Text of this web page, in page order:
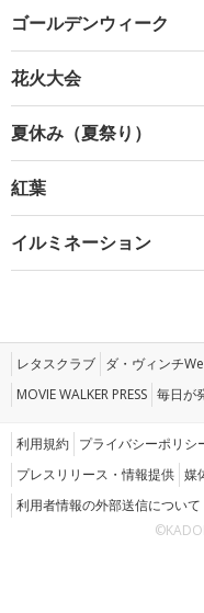
ゴールデンウィーク
花火大会
夏休み（夏祭り）
紅葉
イルミネーション
レタスクラブ ダ・ヴィンチ
MOVIE WALKER PRESS 毎日が
利用規約 プライバシーポリシ
プレスリリース・情報提供 媒
利用者情報の外部送信について